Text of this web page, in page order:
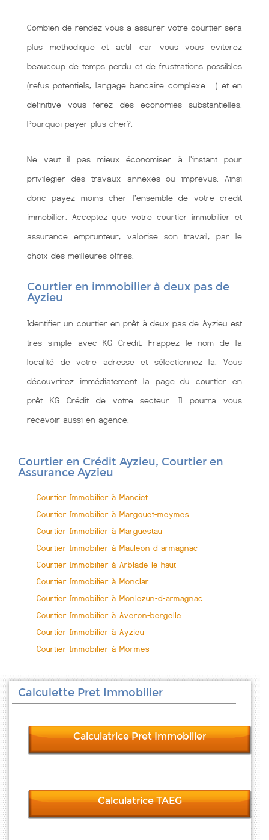
Combien de rendez vous à assurer votre courtier sera
plus méthodique et actif car vous vous éviterez
beaucoup de temps perdu et de frustrations possibles
(refus potentiels, langage bancaire complexe …) et en
définitive vous ferez des économies substantielles.
Pourquoi payer plus cher?.
Ne vaut il pas mieux économiser à l'instant pour
privilégier des travaux annexes ou imprévus. Ainsi
donc payez moins cher l’ensemble de votre crédit
immobilier. Acceptez que votre courtier immobilier et
assurance emprunteur, valorise son travail, par le
choix des meilleures offres.
Courtier en immobilier à deux pas de
Ayzieu
Identifier un courtier en prêt à deux pas de Ayzieu est
très simple avec KG Crédit. Frappez le nom de la
localité de votre adresse et sélectionnez la. Vous
découvrirez immédiatement la page du courtier en
prêt KG Crédit de votre secteur. Il pourra vous
recevoir aussi en agence.
Courtier en Crédit Ayzieu, Courtier en
Assurance Ayzieu
Courtier Immobilier à Manciet
Courtier Immobilier à Margouet-meymes
Courtier Immobilier à Marguestau
Courtier Immobilier à Mauleon-d-armagnac
Courtier Immobilier à Arblade-le-haut
Courtier Immobilier à Monclar
Courtier Immobilier à Monlezun-d-armagnac
Courtier Immobilier à Averon-bergelle
Courtier Immobilier à Ayzieu
Courtier Immobilier à Mormes
Calculette Pret Immobilier
Calculatrice Pret Immobilier
Calculatrice TAEG